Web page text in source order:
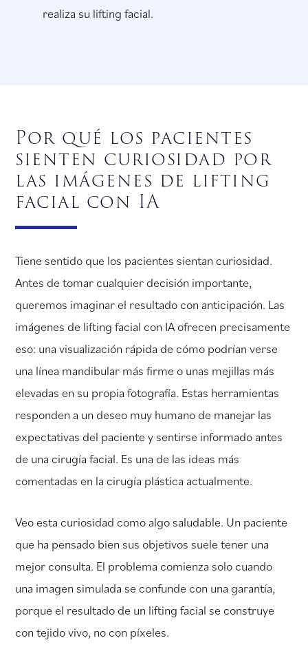
realiza su lifting facial.
Por qué los pacientes
sienten curiosidad por
las imágenes de lifting
facial con IA
Tiene sentido que los pacientes sientan curiosidad.
Antes de tomar cualquier decisión importante,
queremos imaginar el resultado con anticipación. Las
imágenes de lifting facial con IA ofrecen precisamente
eso: una visualización rápida de cómo podrían verse
una línea mandibular más firme o unas mejillas más
elevadas en su propia fotografía. Estas herramientas
responden a un deseo muy humano de manejar las
expectativas del paciente y sentirse informado antes
de una cirugía facial. Es una de las ideas más
comentadas en la cirugía plástica actualmente.
Veo esta curiosidad como algo saludable. Un paciente
que ha pensado bien sus objetivos suele tener una
mejor consulta. El problema comienza solo cuando
una imagen simulada se confunde con una garantía,
porque el resultado de un lifting facial se construye
con tejido vivo, no con píxeles.